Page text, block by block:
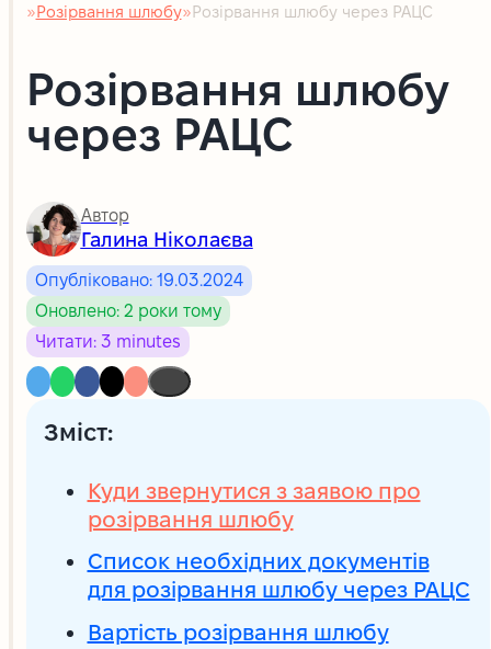
Головна
Розірвання шлюбу Розірвання шлюбу через РАЦС
Розірвання шлюбу
через РАЦС
Автор
Галина Ніколаєва
Опубліковано: 19.03.2024
Оновлено: 2 роки тому
Читати: 3 minutes
Зміст:
Куди звернутися з заявою про
розірвання шлюбу
Список необхідних документів
для розірвання шлюбу через РАЦС
Вартість розірвання шлюбу